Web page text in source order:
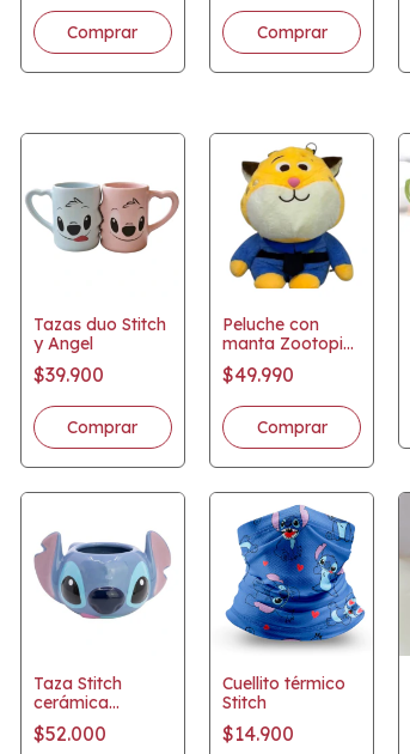
Tazas duo Stitch
y Angel
$39.900
Peluche con
manta Zootopia
- Garraza
$49.990
Taza Stitch
cerámica
licencia oficial
$52.000
Cuellito térmico
Stitch
$14.900